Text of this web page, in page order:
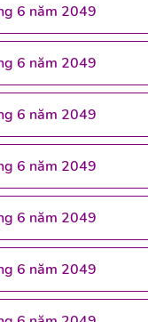
6 năm 2049
6 năm 2049
6 năm 2049
6 năm 2049
6 năm 2049
6 năm 2049